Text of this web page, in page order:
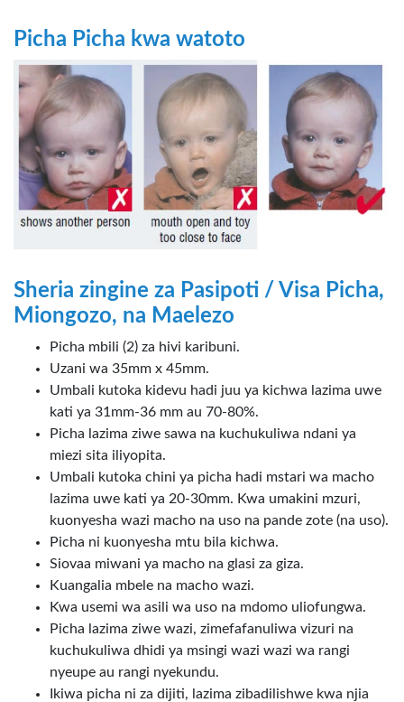
Picha Picha kwa watoto
Sheria zingine za Pasipoti / Visa Picha,
Miongozo, na Maelezo
Picha mbili (2) za hivi karibuni.
Uzani wa 35mm x 45mm.
Umbali kutoka kidevu hadi juu ya kichwa lazima uwe
kati ya 31mm-36 mm au 70-80%.
Picha lazima ziwe sawa na kuchukuliwa ndani ya
miezi sita iliyopita.
Umbali kutoka chini ya picha hadi mstari wa macho
lazima uwe kati ya 20-30mm. Kwa umakini mzuri,
kuonyesha wazi macho na uso na pande zote (na uso).
Picha ni kuonyesha mtu bila kichwa.
Siovaa miwani ya macho na glasi za giza.
Kuangalia mbele na macho wazi.
Kwa usemi wa asili wa uso na mdomo uliofungwa.
Picha lazima ziwe wazi, zimefafanuliwa vizuri na
kuchukuliwa dhidi ya msingi wazi wazi wa rangi
nyeupe au rangi nyekundu.
Ikiwa picha ni za dijiti, lazima zibadilishwe kwa njia